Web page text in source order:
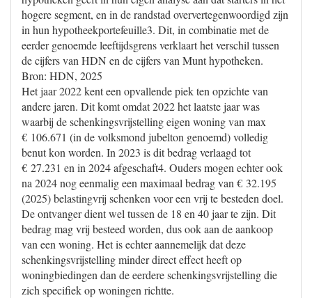
hogere segment, en in de randstad oververtegenwoordigd zijn
in hun hypotheekportefeuille3. Dit, in combinatie met de
eerder genoemde leeftijdsgrens verklaart het verschil tussen
de cijfers van HDN en de cijfers van Munt hypotheken.
Bron: HDN, 2025
Het jaar 2022 kent een opvallende piek ten opzichte van
andere jaren. Dit komt omdat 2022 het laatste jaar was
waarbij de schenkingsvrijstelling eigen woning van max
€ 106.671 (in de volksmond jubelton genoemd) volledig
benut kon worden. In 2023 is dit bedrag verlaagd tot
€ 27.231 en in 2024 afgeschaft4. Ouders mogen echter ook
na 2024 nog eenmalig een maximaal bedrag van € 32.195
(2025) belastingvrij schenken voor een vrij te besteden doel.
De ontvanger dient wel tussen de 18 en 40 jaar te zijn. Dit
bedrag mag vrij besteed worden, dus ook aan de aankoop
van een woning. Het is echter aannemelijk dat deze
schenkingsvrijstelling minder direct effect heeft op
woningbiedingen dan de eerdere schenkingsvrijstelling die
zich specifiek op woningen richtte.